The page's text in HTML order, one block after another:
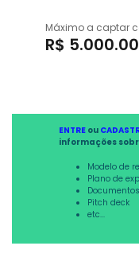
Máximo a captar
R$
ENTREou
informações
Modelo de
Plano de
Pitch deck
etc...